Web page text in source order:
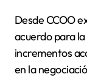
Desde CCOO
acuerdo para
incrementos
en la